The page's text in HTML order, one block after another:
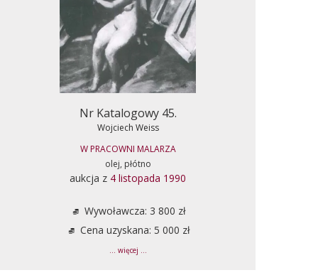
Nr Katalogowy 45.
Wojciech Weiss
W PRACOWNI MALARZA
olej, płótno
aukcja z 4 listopada 1990
Wywoławcza: 3 800 zł
Cena uzyskana: 5 000 zł
... więcej ...